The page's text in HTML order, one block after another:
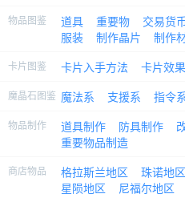
物品图鉴 道具 重要物 交易货
服装
制作晶片 制作
卡片图鉴 卡片入手方法 卡片效果
魔晶石图鉴 魔法系 支援系 指令
物品制作 道具制作 防具制作
重要物品制造
商店物品 格拉斯兰地区 珠诺地区
星陨地区
尼福尔地区